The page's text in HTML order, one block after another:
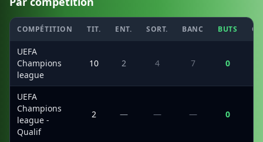
COMPÉTITION TIT. ENT. SORT. BANC BUTS
UEFA
Champions
league
10 2 4 7 0
UEFA
Champions
league -
Qualif
2 — — — 0